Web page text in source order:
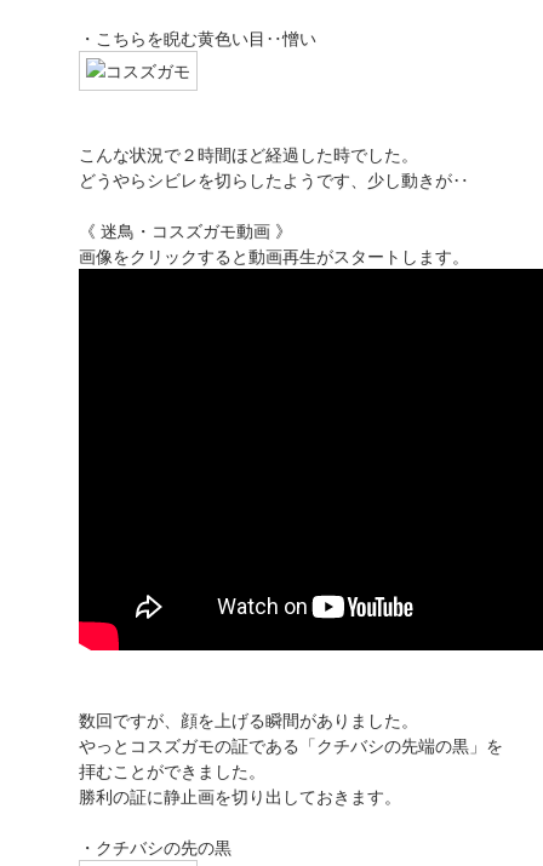
・こちらを睨む黄色い目‥憎い
こんな状況で２時間ほど経過した時でした。
どうやらシビレを切らしたようです、少し動きが‥
《 迷鳥・コスズガモ動画 》
画像をクリックすると動画再生がスタートします。
数回ですが、顔を上げる瞬間がありました。
やっとコスズガモの証である「クチバシの先端の黒」を
拝むことができました。
勝利の証に静止画を切り出しておきます。
・クチバシの先の黒